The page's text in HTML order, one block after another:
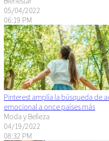
05/04/2022
06:19 PM
Pinterest amplía la búsqueda de
emocional a once países más
Moda y Belleza
04/19/2022
08:32 PM